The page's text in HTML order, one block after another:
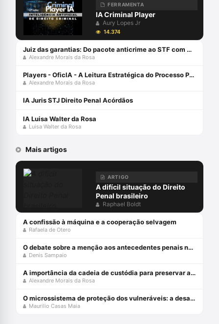
Comissão de Juristas do Senado Federal
que elaborou o Anteprojeto de Reforma
Global do CPP, hoje Projeto 156/2009-
PLS.
FERRAMENTA
IA Criminal Player
Aury Lopes Jr
14.374
Juiz das garantias: Do pacote anticrime ao STF com Alexandre Morais da Rosa e Jacinto Coutinho
Alexandre Morais da Rosa
Players - OficIA - A Leitura Estratégica do Processo Penal com Alexandre Morais da Rosa
Alexandre Morais da Rosa
IA Juris STJ Direito Penal Acórdãos
IA Luisa Walter da Rosa
Luisa Walter da Rosa
Mais artigos
ARTIGO
A difícil situação do Direito
Penal brasileiro
Raphael Boldt
A confissão à máquina e a cooperação selvagem
Rafaela de Otero
O debate sobre a menção aos antecedentes penais no júri
Denis Sampaio
A importância da cadeia de custódia para preservar a prova penal
Alexandre Morais da Rosa
O microssistema de proteção dos vulneráveis: a desafiante missão do STJ
Maurilio Casas Maia